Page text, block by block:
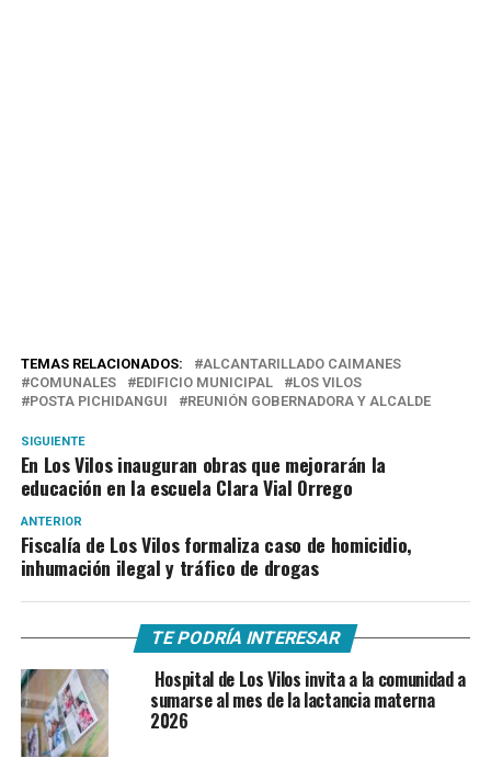
TEMAS RELACIONADOS:
ALCANTARILLADO CAIMANES
COMUNALES
EDIFICIO MUNICIPAL
LOS VILOS
POSTA PICHIDANGUI
REUNIÓN GOBERNADORA Y ALCALDE
SIGUIENTE
En Los Vilos inauguran obras que mejorarán la
educación en la escuela Clara Vial Orrego
ANTERIOR
Fiscalía de Los Vilos formaliza caso de homicidio,
inhumación ilegal y tráfico de drogas
TE PODRÍA INTERESAR
Hospital de Los Vilos invita a la comunidad a
sumarse al mes de la lactancia materna
2026